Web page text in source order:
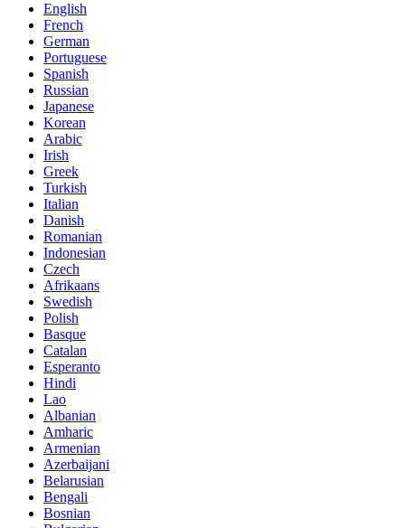
English
French
German
Portuguese
Spanish
Russian
Japanese
Korean
Arabic
Irish
Greek
Turkish
Italian
Danish
Romanian
Indonesian
Czech
Afrikaans
Swedish
Polish
Basque
Catalan
Esperanto
Hindi
Lao
Albanian
Amharic
Armenian
Azerbaijani
Belarusian
Bengali
Bosnian